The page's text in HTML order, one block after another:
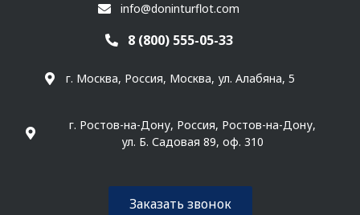
info@doninturflot.com
8 (800) 555-05-33
г. Москва, Россия, Москва, ул. Алабяна, 5
г. Ростов-на-Дону, Россия, Ростов-на-Дону,
ул. Б. Садовая 89, оф. 310
Заказать звонок